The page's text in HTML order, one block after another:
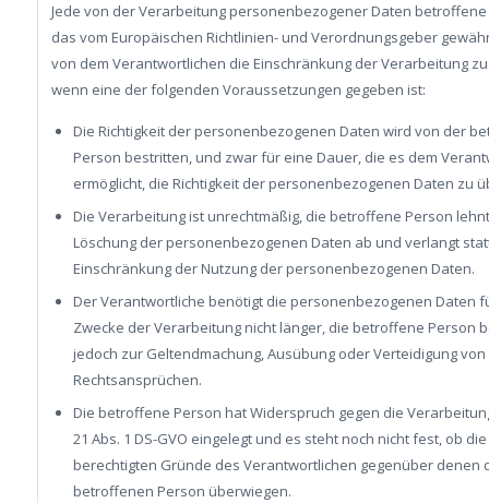
Jede von der Verarbeitung personenbezogener Daten
das vom Europäischen Richtlinien- und Verordnungsgeber
von dem Verantwortlichen die Einschränkung der Verarbeitung
wenn eine der folgenden Voraussetzungen gegeben ist:
Die Richtigkeit der personenbezogenen Daten wird von der
Person bestritten, und zwar für eine Dauer, die es dem
ermöglicht, die Richtigkeit der personenbezogenen Daten zu
Die Verarbeitung ist unrechtmäßig, die betroffene Person
Löschung der personenbezogenen Daten ab und verlangt
Einschränkung der Nutzung der personenbezogenen Daten.
Der Verantwortliche benötigt die personenbezogenen Daten
Zwecke der Verarbeitung nicht länger, die betroffene Person
jedoch zur Geltendmachung, Ausübung oder Verteidigung von
Rechtsansprüchen.
Die betroffene Person hat Widerspruch gegen die
21 Abs. 1 DS-GVO eingelegt und es steht noch nicht fest, ob die
berechtigten Gründe des Verantwortlichen gegenüber denen
betroffenen Person überwiegen.